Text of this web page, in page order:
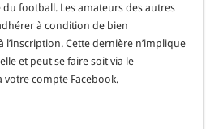
football. Les amateurs des autres
à condition de bien
Cette dernière n’implique
et peut se faire soit via le
votre compte Facebook.